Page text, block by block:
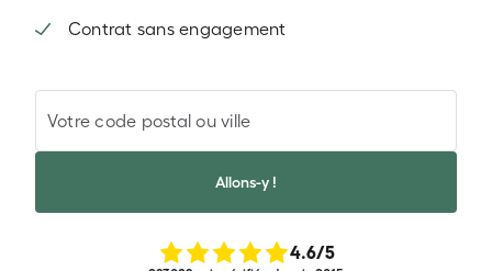
Contrat sans engagement
Votre code postal ou ville
Allons-y !
4.6/5